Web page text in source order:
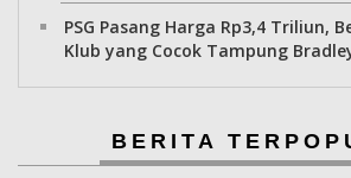
PSG Pasang Harga Rp3,4 Triliun,
Klub yang Cocok Tampung
BERITA